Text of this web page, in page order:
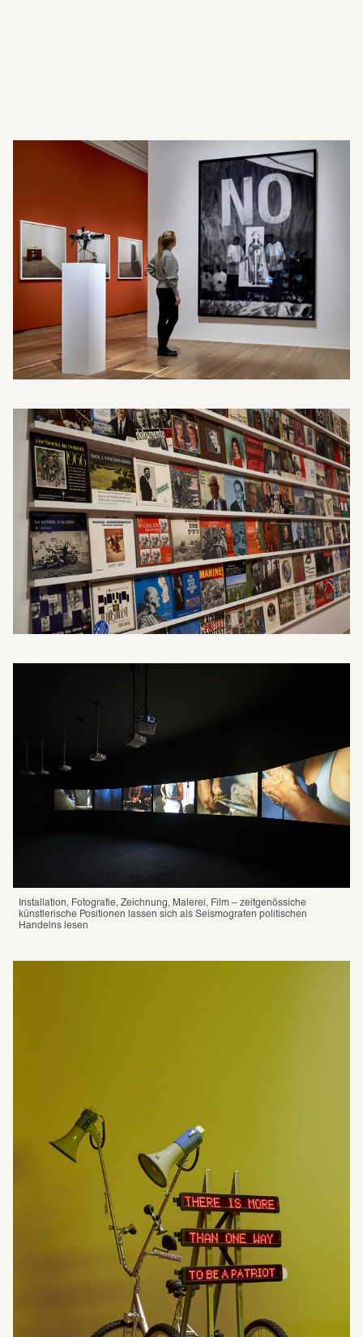
Installation, Fotografie, Zeichnung, Malerei, Film – zeitgenössiche
künstlerische Positionen lassen sich als Seismografen politischen
Handelns lesen